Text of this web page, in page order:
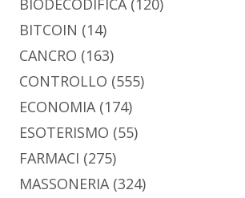
BITCOIN (14)
CANCRO (163)
CONTROLLO (555)
ECONOMIA (174)
ESOTERISMO (55)
FARMACI (275)
MASSONERIA (324)